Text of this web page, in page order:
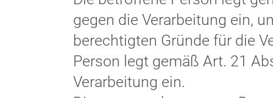
gegen die Verarbeitung ein,
berechtigten Gründe für die
Person legt gemäß Art. 21
Verarbeitung ein.